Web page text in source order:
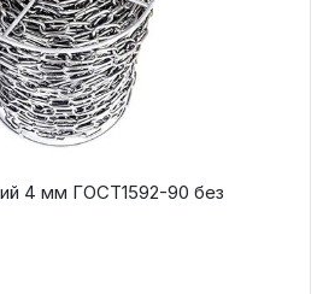
4 мм ГОСТ1592-90 без